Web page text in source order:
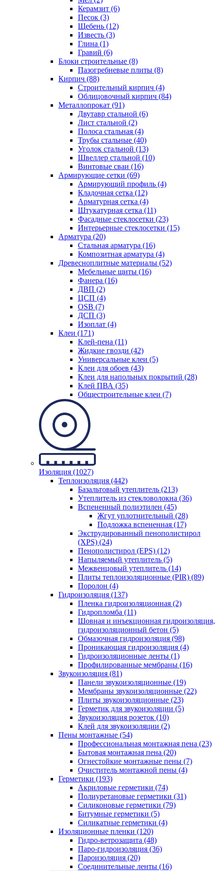
Керамзит (6)
Песок (3)
Щебень (12)
Известь (3)
Глина (1)
Гравий (6)
Блоки строительные (8)
Пазогребневые плиты (8)
Кирпич (88)
Строительный кирпич (4)
Облицовочный кирпич (84)
Металлопрокат (91)
Двутавр стальной (6)
Лист стальной (2)
Полоса стальная (4)
Трубы стальные (40)
Уголок стальной (13)
Швеллер стальной (10)
Винтовые сваи (16)
Армирующие сетки (69)
Армирующий профиль (4)
Кладочная сетка (12)
Арматурная сетка (4)
Штукатурная сетка (11)
Фасадные стеклосетки (23)
Интерьерные стеклосетки (15)
Арматура (20)
Стальная арматура (16)
Композитная арматура (4)
Древесноплитные материалы (52)
Мебельные щиты (16)
Фанера (16)
ДВП (2)
ЦСП (4)
OSB (7)
ДСП (3)
Изоплат (4)
Клеи (171)
Клей-пена (11)
Жидкие гвозди (42)
Универсальные клеи (5)
Клеи для обоев (43)
Клеи для напольных покрытий (28)
Клей ПВА (35)
Общестроительные клеи (7)
Изоляция (1027)
Теплоизоляция (442)
Базальтовый утеплитель (213)
Утеплитель из стекловолокна (36)
Вспененный полиэтилен (45)
Жгут уплотнительный (28)
Подложка вспененная (17)
Экструдированный пенополистирол
(XPS) (24)
Пенополистирол (EPS) (12)
Напыляемый утеплитель (5)
Межвенцовый утеплитель (14)
Плиты теплоизоляционные (PIR) (89)
Поролон (4)
Гидроизоляция (137)
Пленка гидроизоляционная (2)
Гидропломба (11)
Шовная и инъекционная гидроизоляция,
гидроизоляционный бетон (5)
Обмазочная гидроизоляция (98)
Проникающая гидроизоляция (4)
Гидроизоляционные ленты (1)
Профилированные мембраны (16)
Звукоизоляция (81)
Панели звукоизоляционные (19)
Мембраны звукоизоляционные (22)
Плиты звукоизоляционные (23)
Герметик для звукоизоляции (5)
Звукоизоляция розеток (10)
Клей для звукоизоляции (2)
Пены монтажные (54)
Профессиональная монтажная пена (23)
Бытовая монтажная пена (20)
Огнестойкие монтажные пены (7)
Очиститель монтажной пены (4)
Герметики (193)
Акриловые герметики (74)
Полиуретановые герметики (31)
Силиконовые герметики (79)
Битумные герметики (5)
Силикатные герметики (4)
Изоляционные пленки (120)
Гидро-ветрозащита (48)
Паро-гидроизоляция (36)
Пароизоляция (20)
Соединительные ленты (16)